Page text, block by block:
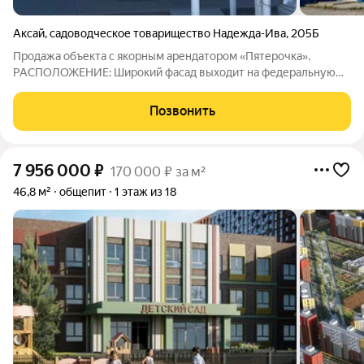
Аксай,садоводческое товарищество Надежда-Ива, 205Б
Продажа объекта с якорным арендатором «Пятерочка».
РАСПОЛОЖЕНИЕ: Широкий фасад выходит на федеральную
непосредственной близости ТЦ М4 Молл, Мега, остановка
общественного транспорта, 2
Позвонить
7 956 000 ₽ 170 000 ₽ за м²
46,8 м² общепит 1 этаж из 18